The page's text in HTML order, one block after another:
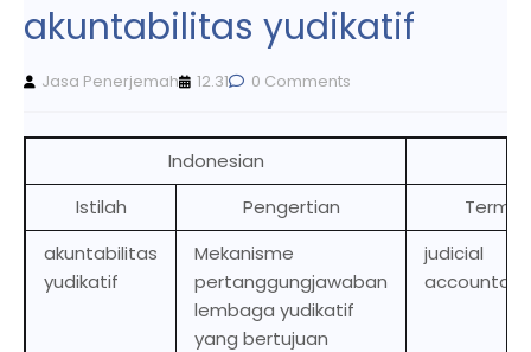
akuntabilitas yudikatif
Jasa Penerjemah 12.31 0 Comments
Indonesian
Istilah
Pengertian
Term
akuntabilitas
yudikatif
Mekanisme
pertanggungjawaban
lembaga yudikatif
yang bertujuan
judicial